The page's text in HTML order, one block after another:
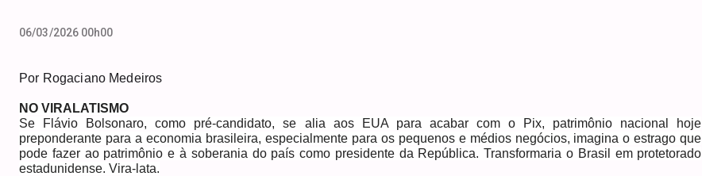
06/03/2026 00h00
Por Rogaciano Medeiros
NO VIRALATISMO
Se Flávio Bolsonaro, como pré-candidato, se alia aos EUA para acabar com o Pix, patrimônio nacional hoje
preponderante para a economia brasileira, especialmente para os pequenos e médios negócios, imagina o estrago que
pode fazer ao patrimônio e à soberania do país como presidente da República. Transformaria o Brasil em protetorado
estadunidense. Vira-lata.